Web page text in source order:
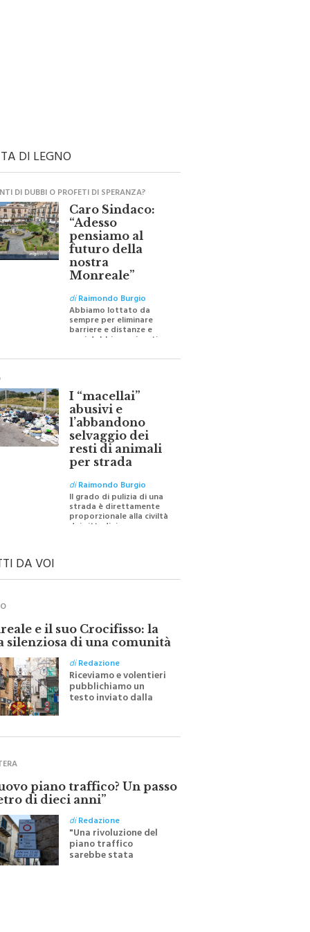
DI LEGNO
DI DUBBI O PROFETI DI SPERANZA?
Caro Sindaco:
“Adesso
pensiamo al
futuro della
nostra
Monreale”
diRaimondo Burgio
Abbiamo lottato da
sempre per eliminare
barriere e distanze e
per ricostruire certezze
I “macellai”
abusivi e
l’abbandono
selvaggio dei
resti di animali
per strada
diRaimondo Burgio
Il grado di pulizia di una
strada è direttamente
proporzionale alla civiltà
DA VOI
e il suo Crocifisso: la
silenziosa di una comunità
diRedazione
Riceviamo e volentieri
pubblichiamo un
testo inviato dalla
all'indomani della
piano traffico? Un passo
di dieci anni”
diRedazione
"Una rivoluzione del
piano traffico
sarebbe stata